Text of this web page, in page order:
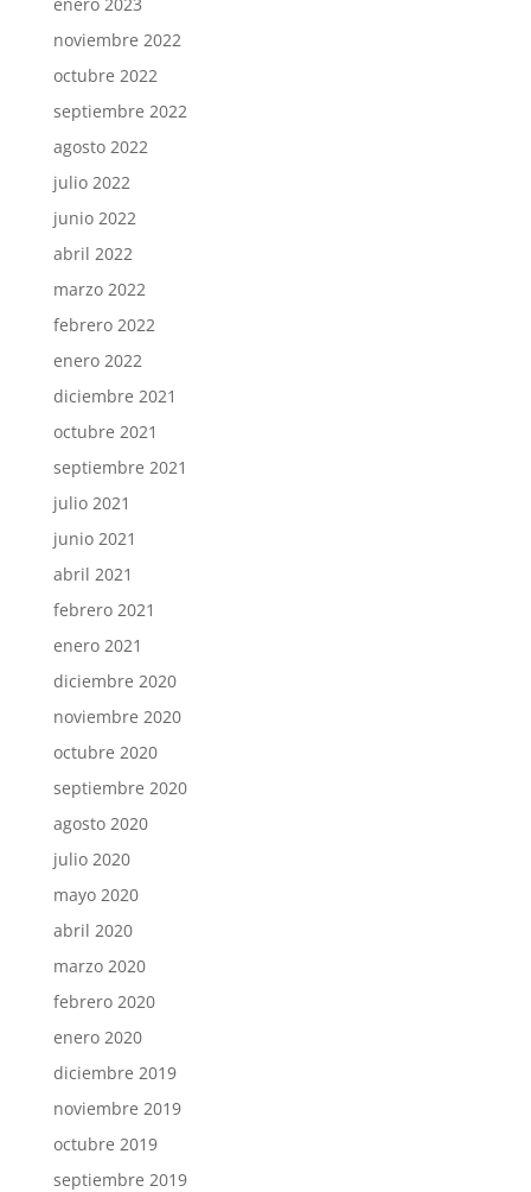
noviembre 2022
octubre 2022
septiembre 2022
agosto 2022
julio 2022
junio 2022
abril 2022
marzo 2022
febrero 2022
enero 2022
diciembre 2021
octubre 2021
septiembre 2021
julio 2021
junio 2021
abril 2021
febrero 2021
enero 2021
diciembre 2020
noviembre 2020
octubre 2020
septiembre 2020
agosto 2020
julio 2020
mayo 2020
abril 2020
marzo 2020
febrero 2020
enero 2020
diciembre 2019
noviembre 2019
octubre 2019
septiembre 2019